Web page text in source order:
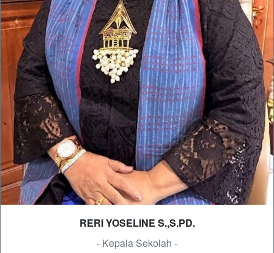
RERI YOSELINE S.,S.PD.
- Kepala Sekolah -